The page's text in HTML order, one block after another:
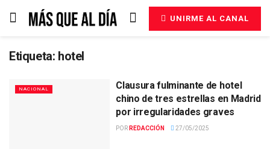
UNIRME AL CANAL
Etiqueta: hotel
NACIONAL
Clausura fulminante de hotel
chino de tres estrellas en Madrid
por irregularidades graves
POR REDACCIÓN 27/05/2025